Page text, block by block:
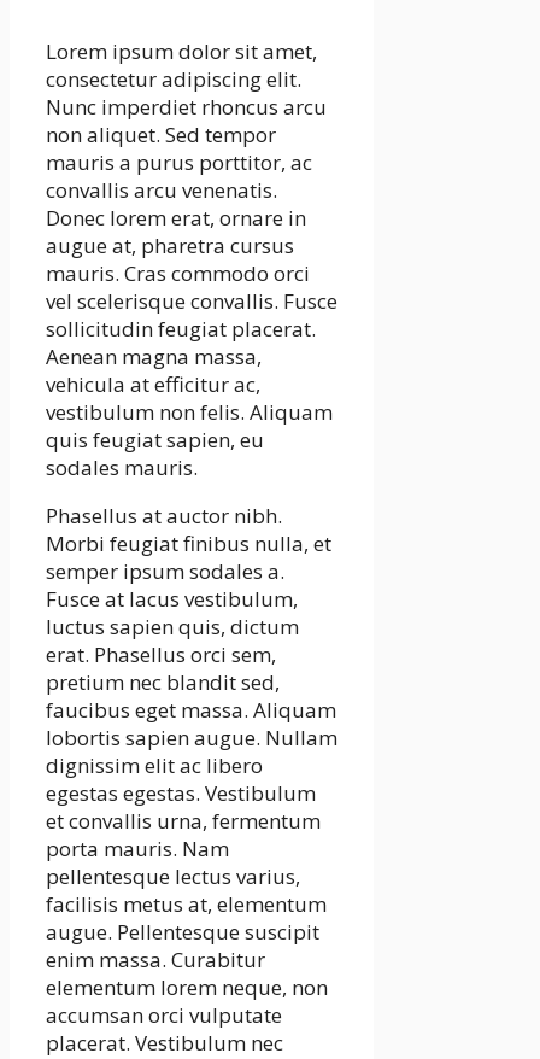
Lorem ipsum dolor sit amet,
consectetur adipiscing elit.
Nunc imperdiet rhoncus arcu
non aliquet. Sed tempor
mauris a purus porttitor, ac
convallis arcu venenatis.
Donec lorem erat, ornare in
augue at, pharetra cursus
mauris. Cras commodo orci
vel scelerisque convallis. Fusce
sollicitudin feugiat placerat.
Aenean magna massa,
vehicula at efficitur ac,
vestibulum non felis. Aliquam
quis feugiat sapien, eu
sodales mauris.
Phasellus at auctor nibh.
Morbi feugiat finibus nulla, et
semper ipsum sodales a.
Fusce at lacus vestibulum,
luctus sapien quis, dictum
erat. Phasellus orci sem,
pretium nec blandit sed,
faucibus eget massa. Aliquam
lobortis sapien augue. Nullam
dignissim elit ac libero
egestas egestas. Vestibulum
et convallis urna, fermentum
porta mauris. Nam
pellentesque lectus varius,
facilisis metus at, elementum
augue. Pellentesque suscipit
enim massa. Curabitur
elementum lorem neque, non
accumsan orci vulputate
placerat. Vestibulum nec